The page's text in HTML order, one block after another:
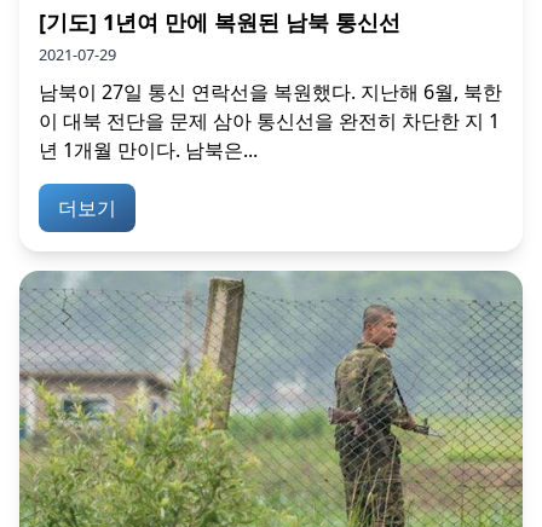
[기도] 1년여 만에 복원된 남북 통신선
2021-07-29
남북이 27일 통신 연락선을 복원했다. 지난해 6월, 북한
이 대북 전단을 문제 삼아 통신선을 완전히 차단한 지 1
년 1개월 만이다. 남북은...
더보기